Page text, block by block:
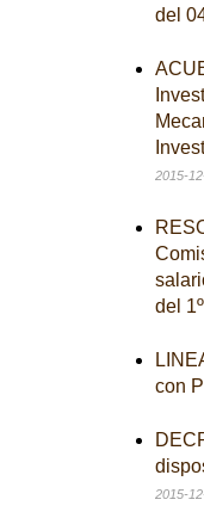
del
2015-
del
con
2015-